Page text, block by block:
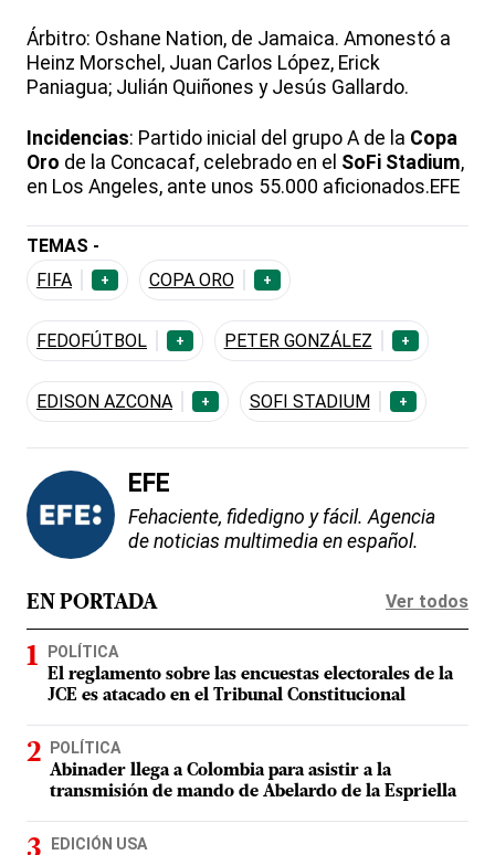
Árbitro: Oshane Nation, de Jamaica. Amonestó a
Heinz Morschel, Juan Carlos López, Erick
Paniagua; Julián Quiñones y Jesús Gallardo.
Incidencias: Partido inicial del grupo A de la Copa
Oro de la Concacaf, celebrado en el SoFi Stadium,
en Los Angeles, ante unos 55.000 aficionados.EFE
TEMAS -
FIFA
+ COPA ORO +
FEDOFÚTBOL + PETER GONZÁLEZ +
EDISON AZCONA + SOFI STADIUM +
EFE
Fehaciente, fidedigno y fácil. Agencia
de noticias multimedia en español.
EN PORTADA Ver todos
POLÍTICA
El reglamento sobre las encuestas electorales de la
JCE es atacado en el Tribunal Constitucional
POLÍTICA
Abinader llega a Colombia para asistir a la
transmisión de mando de Abelardo de la Espriella
EDICIÓN USA